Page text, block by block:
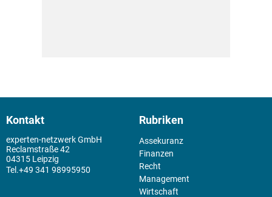
Kontakt
experten-netzwerk GmbH
Reclamstraße 42
04315 Leipzig
+49 341 98995950
Rubriken
Assekuranz
Finanzen
Recht
Management
Wirtschaft